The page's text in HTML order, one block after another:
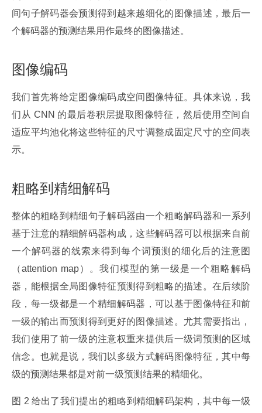
间句子解码器会预测得到越来越细化的图像描述，最后一
个解码器的预测结果用作最终的图像描述。
图像编码
我们首先将给定图像编码成空间图像特征。具体来说，我
们从 CNN 的最后卷积层提取图像特征，然后使用空间自
适应平均池化将这些特征的尺寸调整成固定尺寸的空间表
示。
粗略到精细解码
整体的粗略到精细句子解码器由一个粗略解码器和一系列
基于注意的精细解码器构成，这些解码器可以根据来自前
一个解码器的线索来得到每个词预测的细化后的注意图
（attention map）。我们模型的第一级是一个粗略解码
器，能根据全局图像特征预测得到粗略的描述。在后续阶
段，每一级都是一个精细解码器，可以基于图像特征和前
一级的输出而预测得到更好的图像描述。尤其需要指出，
我们使用了前一级的注意权重来提供后一级词预测的区域
信念。也就是说，我们以多级方式解码图像特征，其中每
级的预测结果都是对前一级预测结果的精细化。
图 2 给出了我们提出的粗略到精细解码架构，其中每一级